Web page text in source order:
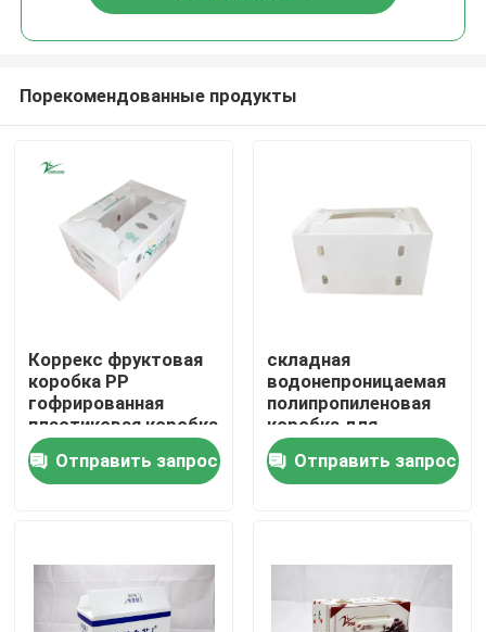
Домой
Продукты
О нас
Порекомендованные продукты
Коррекс фруктовая
коробка PP
гофрированная
пластиковая коробка
для овощей и
сельскохозяйственной
упаковки
Отправить запрос
складная
водонепроницаемая
полипропиленовая
коробка для
хранения коррекса с
флейтой, контейнер
для доставки
Отправить запрос